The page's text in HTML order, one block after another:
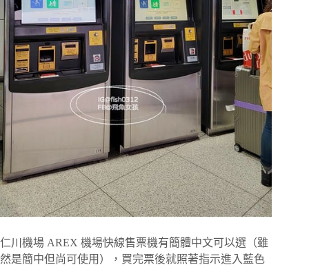
仁川機場 AREX 機場快線售票機有簡體中文可以選（雖
然是簡中但尚可使用），買完票後就照著指示進入藍色